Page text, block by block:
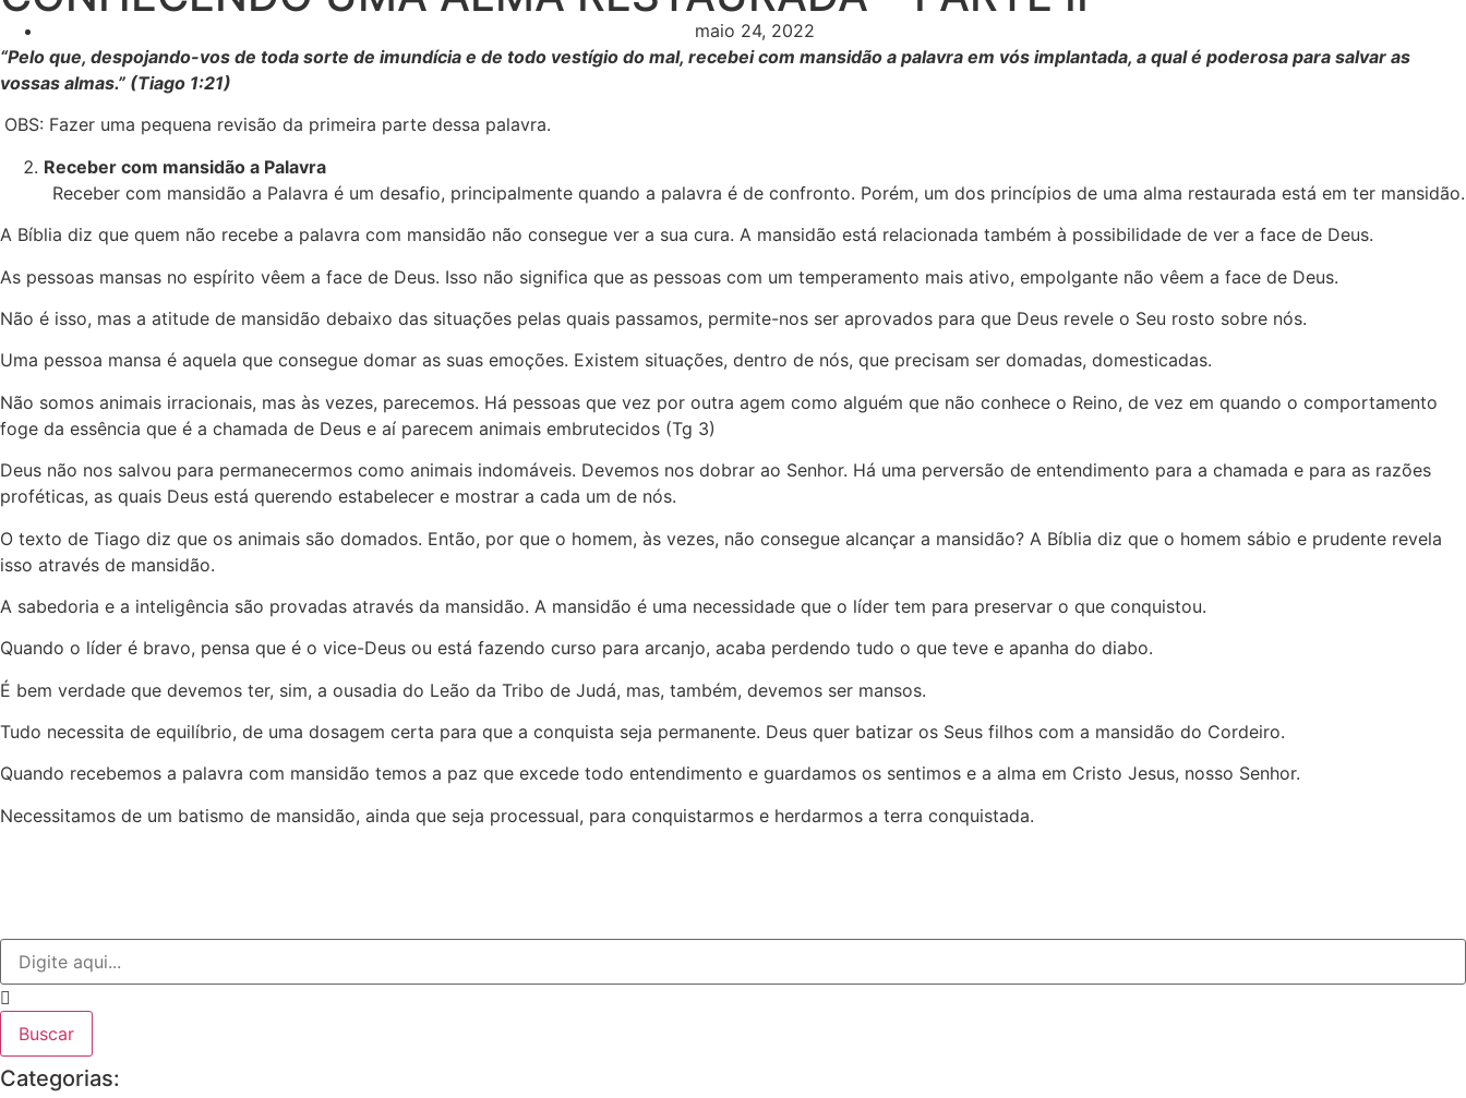
maio 24, 2022
“Pelo que, despojando-vos de toda sorte de imundícia e de todo vestígio do mal, recebei com mansidão a palavra em vós implantada, a qual é poderosa para salvar as
vossas almas.” (Tiago 1:21)
OBS: Fazer uma pequena revisão da primeira parte dessa palavra.
Receber com mansidão a Palavra
Receber com mansidão a Palavra é um desafio, principalmente quando a palavra é de confronto. Porém, um dos princípios de uma alma restaurada está em ter mansidão.
A Bíblia diz que quem não recebe a palavra com mansidão não consegue ver a sua cura. A mansidão está relacionada também à possibilidade de ver a face de Deus.
As pessoas mansas no espírito vêem a face de Deus. Isso não significa que as pessoas com um temperamento mais ativo, empolgante não vêem a face de Deus.
Não é isso, mas a atitude de mansidão debaixo das situações pelas quais passamos, permite-nos ser aprovados para que Deus revele o Seu rosto sobre nós.
Uma pessoa mansa é aquela que consegue domar as suas emoções. Existem situações, dentro de nós, que precisam ser domadas, domesticadas.
Não somos animais irracionais, mas às vezes, parecemos. Há pessoas que vez por outra agem como alguém que não conhece o Reino, de vez em quando o comportamento
foge da essência que é a chamada de Deus e aí parecem animais embrutecidos (Tg 3)
Deus não nos salvou para permanecermos como animais indomáveis. Devemos nos dobrar ao Senhor. Há uma perversão de entendimento para a chamada e para as razões
proféticas, as quais Deus está querendo estabelecer e mostrar a cada um de nós.
O texto de Tiago diz que os animais são domados. Então, por que o homem, às vezes, não consegue alcançar a mansidão? A Bíblia diz que o homem sábio e prudente revela
isso através de mansidão.
A sabedoria e a inteligência são provadas através da mansidão. A mansidão é uma necessidade que o líder tem para preservar o que conquistou.
Quando o líder é bravo, pensa que é o vice-Deus ou está fazendo curso para arcanjo, acaba perdendo tudo o que teve e apanha do diabo.
É bem verdade que devemos ter, sim, a ousadia do Leão da Tribo de Judá, mas, também, devemos ser mansos.
Tudo necessita de equilíbrio, de uma dosagem certa para que a conquista seja permanente. Deus quer batizar os Seus filhos com a mansidão do Cordeiro.
Quando recebemos a palavra com mansidão temos a paz que excede todo entendimento e guardamos os sentimos e a alma em Cristo Jesus, nosso Senhor.
Necessitamos de um batismo de mansidão, ainda que seja processual, para conquistarmos e herdarmos a terra conquistada.
Buscar
Categorias: